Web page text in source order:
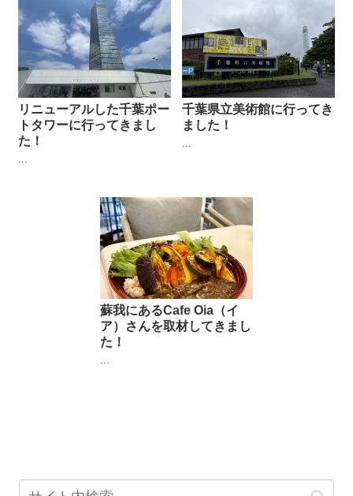
リニューアルした千葉ポー
トタワーに行ってきまし
た！
千葉県立美術館に行ってき
ました！
蘇我にあるCafe Oia（イ
ア）さんを取材してきまし
た！